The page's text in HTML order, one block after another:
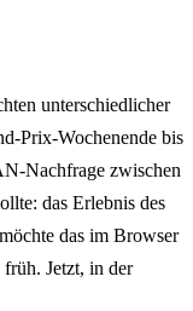
unterschiedlicher
Prix-Wochenende bis
Nachfrage zwischen
das Erlebnis des
das im Browser
Jetzt, in der